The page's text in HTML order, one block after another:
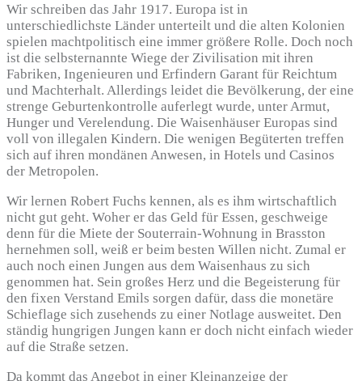
Wir schreiben das Jahr 1917. Europa ist in
unterschiedlichste Länder unterteilt und die alten Kolonien
spielen machtpolitisch eine immer größere Rolle. Doch noch
ist die selbsternannte Wiege der Zivilisation mit ihren
Fabriken, Ingenieuren und Erfindern Garant für Reichtum
und Machterhalt. Allerdings leidet die Bevölkerung, der eine
strenge Geburtenkontrolle auferlegt wurde, unter Armut,
Hunger und Verelendung. Die Waisenhäuser Europas sind
voll von illegalen Kindern. Die wenigen Begüterten treffen
sich auf ihren mondänen Anwesen, in Hotels und Casinos
der Metropolen.
Wir lernen Robert Fuchs kennen, als es ihm wirtschaftlich
nicht gut geht. Woher er das Geld für Essen, geschweige
denn für die Miete der Souterrain-Wohnung in Brasston
hernehmen soll, weiß er beim besten Willen nicht. Zumal er
auch noch einen Jungen aus dem Waisenhaus zu sich
genommen hat. Sein großes Herz und die Begeisterung für
den fixen Verstand Emils sorgen dafür, dass die monetäre
Schieflage sich zusehends zu einer Notlage ausweitet. Den
ständig hungrigen Jungen kann er doch nicht einfach wieder
auf die Straße setzen.
Da kommt das Angebot in einer Kleinanzeige der